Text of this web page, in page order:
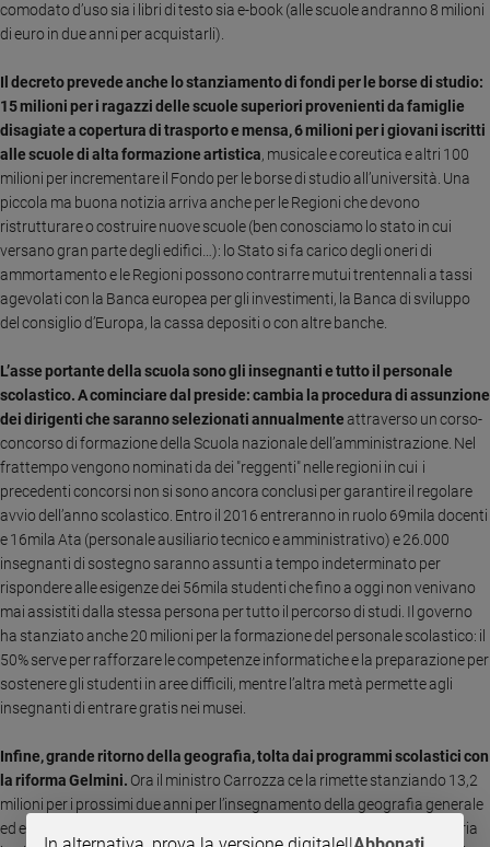
streaming
Libri
Arte
Famiglia
educazione
Genitori
e
Nonni
Coppia
e
giovani
Adolescenza
Vai
Riflessioni
Podcast
Privacy
comodato d’uso sia i libri di testo sia e-book (alle scuole andranno 8 milioni
di euro in due anni per acquistarli).
Il decreto prevede anche lo stanziamento di fondi per le borse di studio:
15 milioni per i ragazzi delle scuole superiori provenienti da famiglie
disagiate a copertura di trasporto e mensa, 6 milioni per i giovani iscritti
alle scuole di alta formazione artistica, musicale e coreutica e altri 100
milioni per incrementare il Fondo per le borse di studio all’università. Una
piccola ma buona notizia arriva anche per le Regioni che devono
ristrutturare o costruire nuove scuole (ben conosciamo lo stato in cui
versano gran parte degli edifici…): lo Stato si fa carico degli oneri di
ammortamento e le Regioni possono contrarre mutui trentennali a tassi
agevolati con la Banca europea per gli investimenti, la Banca di sviluppo
del consiglio d’Europa, la cassa depositi o con altre banche.
L’asse portante della scuola sono gli insegnanti e tutto il personale
scolastico. A cominciare dal preside: cambia la procedura di assunzione
dei dirigenti che saranno selezionati annualmenteattraverso un corso-
concorso di formazione della Scuola nazionale dell’amministrazione. Nel
frattempo vengono nominati da dei "reggenti" nelle regioni in cui i
precedenti concorsi non si sono ancora conclusi per garantire il regolare
avvio dell’anno scolastico. Entro il 2016 entreranno in ruolo 69mila docenti
e 16mila Ata (personale ausiliario tecnico e amministrativo) e 26.000
insegnanti di sostegno saranno assunti a tempo indeterminato per
rispondere alle esigenze dei 56mila studenti che fino a oggi non venivano
mai assistiti dalla stessa persona per tutto il percorso di studi. Il governo
ha stanziato anche 20 milioni per la formazione del personale scolastico: il
50% serve per rafforzare le competenze informatiche e la preparazione per
sostenere gli studenti in aree difficili, mentre l’altra metà permette agli
insegnanti di entrare gratis nei musei.
Infine, grande ritorno della geografia, tolta dai programmi scolastici con
la riforma Gelmini. Ora il ministro Carrozza ce la rimette stanziando 13,2
milioni per i prossimi due anni per l’insegnamento della geografia generale
ed economica nel biennio degli istituti tecnici e professionali. Una materia